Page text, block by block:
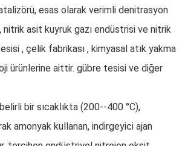
nitrik asit kuyruk gazı endüstrisi ve nitrik
, çelik fabrikası , kimyasal atık yakma
ürünlerine aittir. gübre tesisi ve diğer
amonyak kullanan, indirgeyici ajan